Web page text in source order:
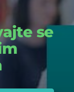
se